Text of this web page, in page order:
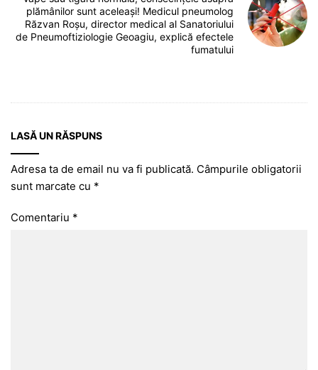
plămânilor sunt aceleași! Medicul pneumolog
Răzvan Roșu, director medical al Sanatoriului
de Pneumoftiziologie Geoagiu, explică efectele
fumatului
LASĂ UN RĂSPUNS
Adresa ta de email nu va fi publicată. Câmpurile obligatorii
sunt marcate cu *
Comentariu *